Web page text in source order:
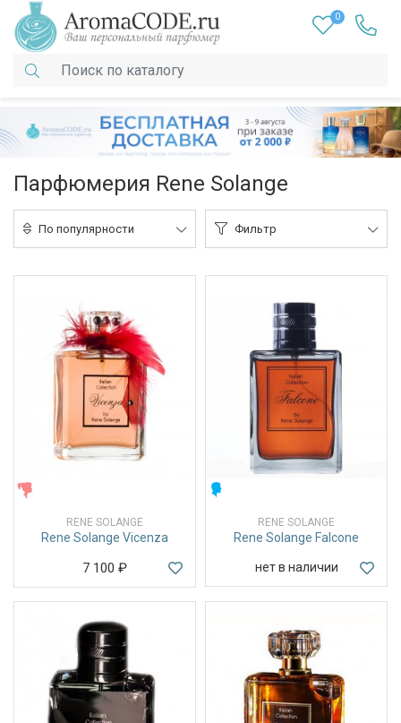
0
Парфюмерия Rene Solange
По популярности Фильтр
RENE SOLANGE
Rene Solange Vicenza
7 100 ₽
RENE SOLANGE
Rene Solange Falcone
нет в наличии